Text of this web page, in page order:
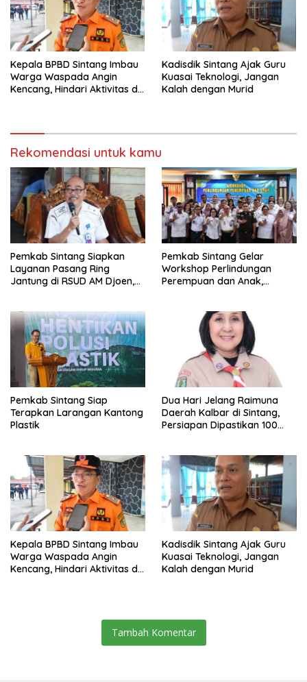
Kepala BPBD Sintang Imbau
Warga Waspada Angin
Kencang, Hindari Aktivitas di
Kadisdik Sintang Ajak Guru
Kuasai Teknologi, Jangan
Kalah dengan Murid
Rekomendasi untuk kamu
Pemkab Sintang Siapkan
Layanan Pasang Ring
Jantung di RSUD AM Djoen,
Pemkab Sintang Gelar
Workshop Perlindungan
Perempuan dan Anak,
Pemkab Sintang Siap
Terapkan Larangan Kantong
Plastik
Dua Hari Jelang Raimuna
Daerah Kalbar di Sintang,
Persiapan Dipastikan 100
Kepala BPBD Sintang Imbau
Warga Waspada Angin
Kencang, Hindari Aktivitas di
Kadisdik Sintang Ajak Guru
Kuasai Teknologi, Jangan
Kalah dengan Murid
Tambah Komentar